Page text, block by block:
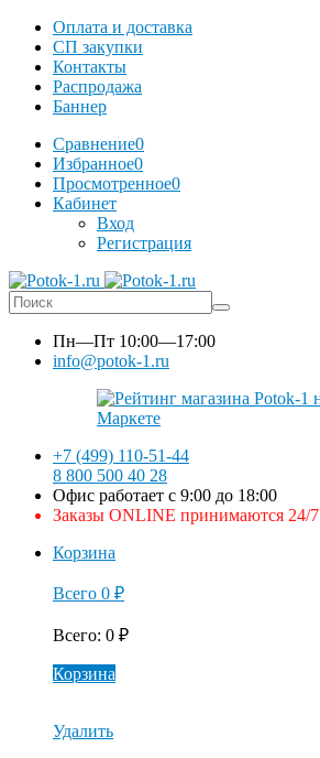
Оплата и доставка
СП закупки
Контакты
Распродажа
Баннер
Сравнение0
Избранное0
Просмотренное0
Кабинет
Вход
Регистрация
Пн—Пт 10:00—17:00
info@potok-1.ru
+7 (499) 110-51-44
8 800 500 40 28
Офис работает с 9:00 до 18:00
Заказы ONLINE принимаются 24/7
Корзина
Всего 0 ₽
Всего: 0 ₽
Корзина
Удалить